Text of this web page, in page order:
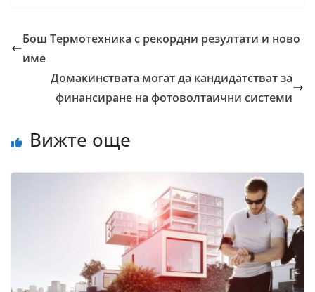
Бош Термотехника с рекордни резултати и ново
име
Домакинствата могат да кандидатстват за
финансиране на фотоволтаични системи
Вижте още